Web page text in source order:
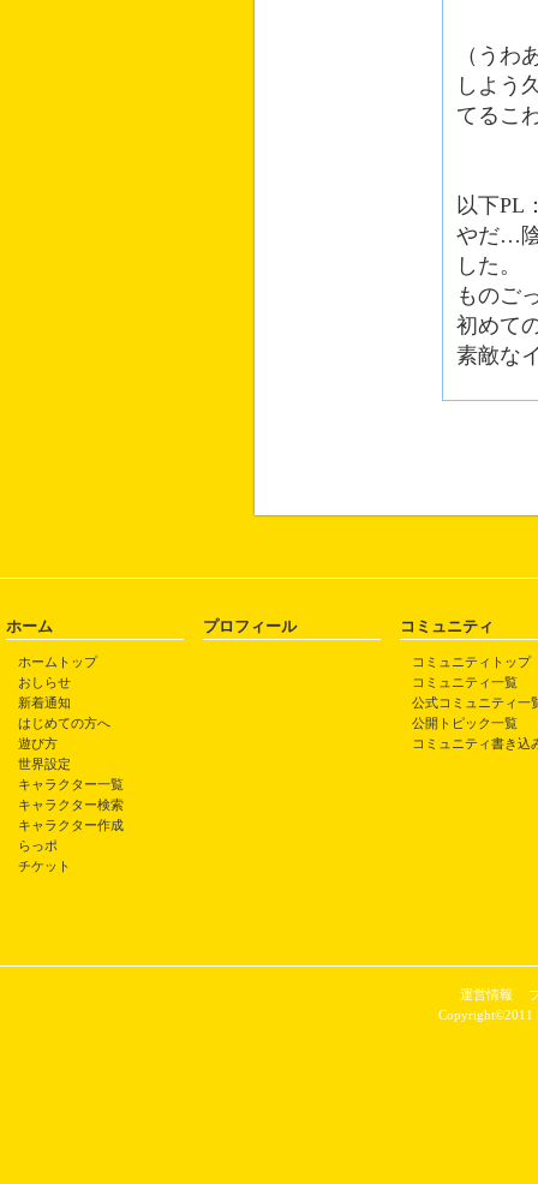
（うわ
しよう
てるこ
以下PL
やだ…
した。
ものご
初めて
素敵な
ホーム
ホームトップ
おしらせ
新着通知
はじめての方へ
遊び方
世界設定
キャラクター一覧
キャラクター検索
キャラクター作成
らっポ
チケット
プロフィール コミュニティ
コミュニティトップ
コミュニティ一覧
公式コミュニティ一
公開トピック一覧
コミュニティ書き込
運営情報
Copyright©2011